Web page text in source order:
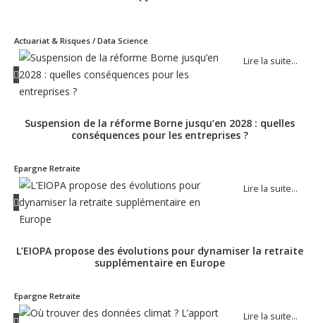
Actuariat & Risques / Data Science
Lire la suite…
Suspension de la réforme Borne jusqu’en 2028 : quelles
conséquences pour les entreprises ?
Epargne Retraite
Lire la suite…
L’EIOPA propose des évolutions pour dynamiser la retraite
supplémentaire en Europe
Epargne Retraite
Lire la suite…